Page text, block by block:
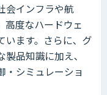
会インフラや航
高度なハードウェ
います。さらに、グ
品知識に加え、
・シミュレーショ